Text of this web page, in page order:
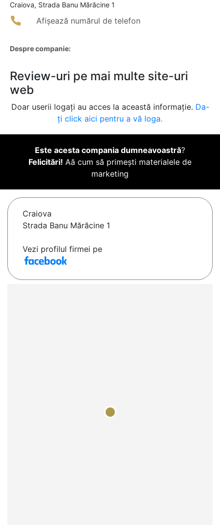
Craiova, Strada Banu Mărăcine 1
Afișează numărul de telefon
Despre companie:
Review-uri pe mai multe site-uri
web
Doar userii logați au acces la această informație. Da-
ți click aici pentru a vă loga.
Este acesta compania dumneavoastră?
Felicitări! Aă cum să primești materialele de
marketing
Craiova
Strada Banu Mărăcine 1
Vezi profilul firmei pe